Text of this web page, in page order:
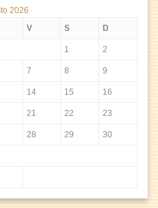
2026
V S D
1 2
7 8 9
14 15 16
21 22 23
28 29 30